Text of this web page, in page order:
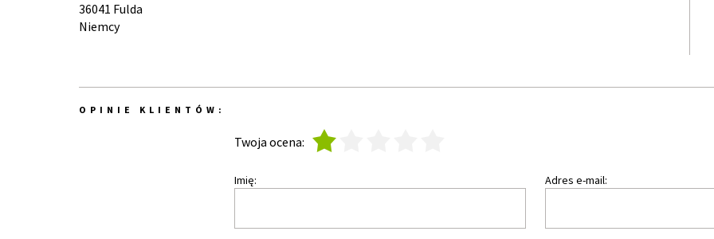
36041 Fulda
Niemcy
OPINIE KLIENTÓW:
Twoja ocena:
Imię: Adres e-mail: